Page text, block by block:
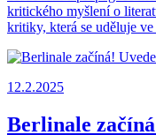
kritického myšlení o
kritiky, která se uděluje
12.2.2025
Berlinale